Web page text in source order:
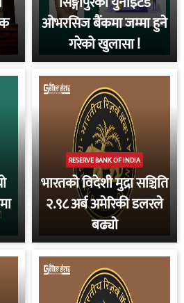
ओभरसिज बैंकमा जम्मा हुने
गरेको खुलासा !
RESERVE BANK OF INDIA
भारतको विदेशी मुद्रा सञ्चिति
२.९८ अर्ब अमेरिकी डलरले
बढ्यो